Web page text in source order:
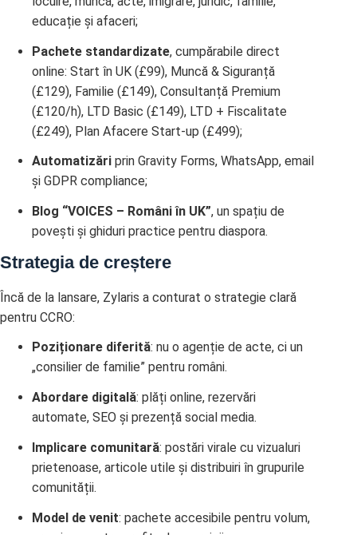
educație și afaceri;
Pachete standardizate, cumpărabile direct
online: Start în UK (£99), Muncă & Siguranță
(£129), Familie (£149), Consultanță Premium
(£120/h), LTD Basic (£149), LTD + Fiscalitate
(£249), Plan Afacere Start-up (£499);
Automatizări prin Gravity Forms, WhatsApp, email
și GDPR compliance;
Blog “VOICES – Români în UK”, un spațiu de
povești și ghiduri practice pentru diaspora.
Strategia de creștere
Încă de la lansare, Zylaris a conturat o strategie clară
pentru CCRO:
Poziționare diferită: nu o agenție de acte, ci un
„consilier de familie” pentru români.
Abordare digitală: plăți online, rezervări
automate, SEO și prezență social media.
Implicare comunitară: postări virale cu vizualuri
prietenoase, articole utile și distribuiri în grupurile
comunității.
Model de venit: pachete accesibile pentru volum,